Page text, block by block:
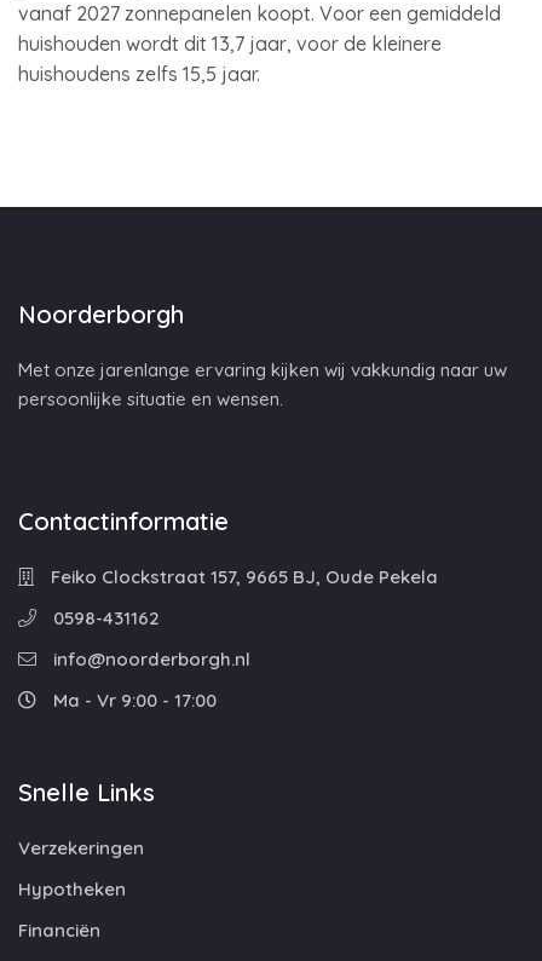
vanaf 2027 zonnepanelen koopt. Voor een gemiddeld
huishouden wordt dit 13,7 jaar, voor de kleinere
huishoudens zelfs 15,5 jaar.
Noorderborgh
Met onze jarenlange ervaring kijken wij vakkundig naar uw
persoonlijke situatie en wensen.
Contactinformatie
Feiko Clockstraat 157, 9665 BJ, Oude Pekela
0598-431162
info@noorderborgh.nl
Ma - Vr 9:00 - 17:00
Snelle Links
Verzekeringen
Hypotheken
Financiën